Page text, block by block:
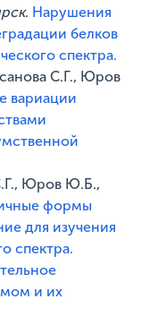
. Нарушения
белков
спектра.
С.Г., Юров
вариации
Юров Ю.Б.,
формы
для изучения
спектра.
и их